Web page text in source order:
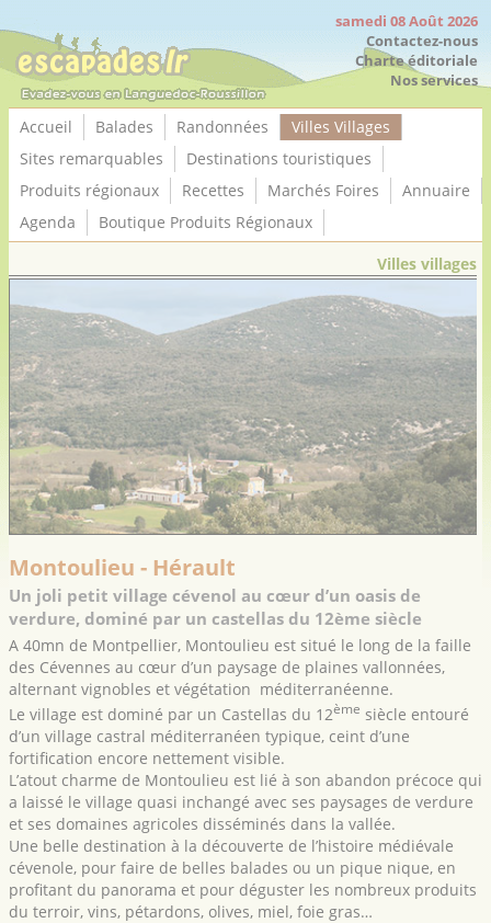
samedi 08 Août 2026
Contactez-nous
Charte éditoriale
Nos services
Accueil Balades Randonnées
Villes Villages
Sites remarquables
Destinations touristiques
Produits régionaux
Recettes Marchés Foires
Annuaire
Agenda
Boutique Produits Régionaux
Villes villages
Montoulieu - Hérault
Un joli petit village cévenol au cœur d’un oasis de
verdure, dominé par un castellas du 12ème siècle
A 40mn de Montpellier, Montoulieu est situé le long de la faille
des Cévennes au cœur d’un paysage de plaines vallonnées,
alternant vignobles et végétation méditerranéenne.
Le village est dominé par un Castellas du 12ème siècle entouré
d’un village castral méditerranéen typique, ceint d’une
fortification encore nettement visible.
L’atout charme de Montoulieu est lié à son abandon précoce qui
a laissé le village quasi inchangé avec ses paysages de verdure
et ses domaines agricoles disséminés dans la vallée.
Une belle destination à la découverte de l’histoire médiévale
cévenole, pour faire de belles balades ou un pique nique, en
profitant du panorama et pour déguster les nombreux produits
du terroir, vins, pétardons, olives, miel, foie gras…